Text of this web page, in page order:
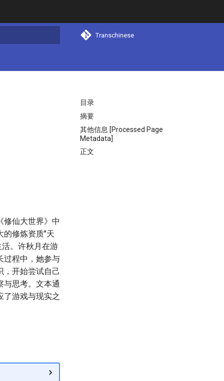
Transchinese
目录
摘要
其他信息 [Processed Page
Metadata]
正文
修仙大世界》中
的修炼资质"天
。许秋月在游
过程中，她参与
，开始尝试自己
与思考。文本通
了游戏与现实之